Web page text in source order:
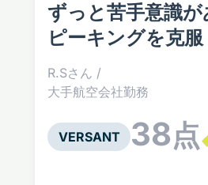
ずっと苦手意識が
ピーキングを克服
R.Sさん /
大手航空会社勤務
VERSANT 38点